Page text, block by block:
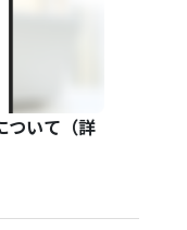
ついて（詳